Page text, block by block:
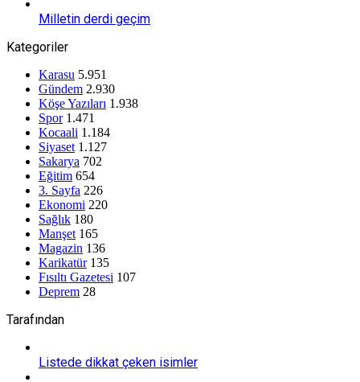
Milletin derdi geçim
Kategoriler
Karasu 5.951
Gündem 2.930
Köşe Yazıları 1.938
Spor 1.471
Kocaali 1.184
Siyaset 1.127
Sakarya 702
Eğitim 654
3. Sayfa 226
Ekonomi 220
Sağlık 180
Manşet 165
Magazin 136
Karikatür 135
Fısıltı Gazetesi 107
Deprem 28
Tarafından
Listede dikkat çeken isimler